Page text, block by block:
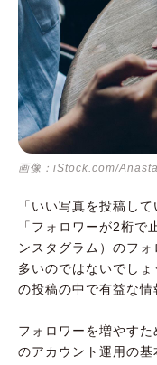
画像：iStock.com/
「いい写真を投稿し
「フォロワーが2桁
ンスタグラム）のフ
多いのではないでし
の投稿の中で有益な情
フォロワーを増やす
のアカウント運用の